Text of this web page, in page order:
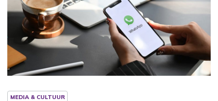
MEDIA & CULTUUR